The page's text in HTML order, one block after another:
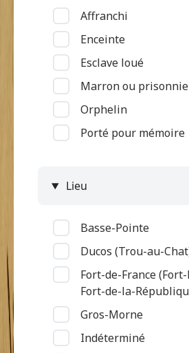
Ulcère et "loupe"
Vieillesse
Affranchi
Enceinte
Esclave loué
Marron ou
Orphelin
Porté pour mémoire
Lieu
Basse-Pointe
Ducos (Trou-au-
Fort-de-France (Fort-
Fort-de-la-
Gros-Morne
Indéterminé